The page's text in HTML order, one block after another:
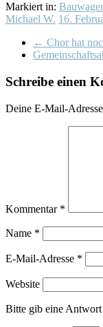
Markiert in:
Michael W. 16.
← Chor hat
Schreibe einen
Deine E-Mail-
Kommentar *
Name *
E-Mail-Adresse *
Website
Bitte gib eine